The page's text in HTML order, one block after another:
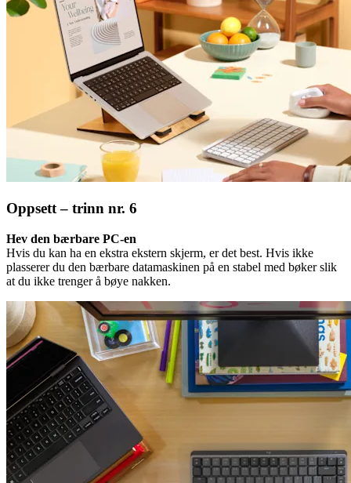
Oppsett – trinn nr. 6
Hev den bærbare PC-en
Hvis du kan ha en ekstra ekstern skjerm, er det best. Hvis ikke
plasserer du den bærbare datamaskinen på en stabel med bøker slik
at du ikke trenger å bøye nakken.